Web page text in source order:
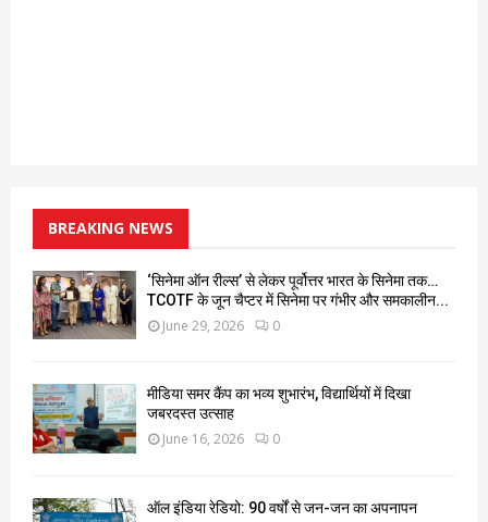
BREAKING NEWS
‘सिनेमा ऑन रील्स’ से लेकर पूर्वोत्तर भारत के सिनेमा तक…
TCOTF के जून चैप्टर में सिनेमा पर गंभीर और समकालीन...
June 29, 2026 0
मीडिया समर कैंप का भव्य शुभारंभ, विद्यार्थियों में दिखा
जबरदस्त उत्साह
June 16, 2026 0
ऑल इंडिया रेडियो: 90 वर्षों से जन-जन का अपनापन